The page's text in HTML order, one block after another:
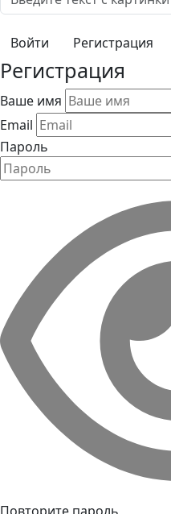
Регистрация
Регистрация
Ваше имя
Email
Пароль